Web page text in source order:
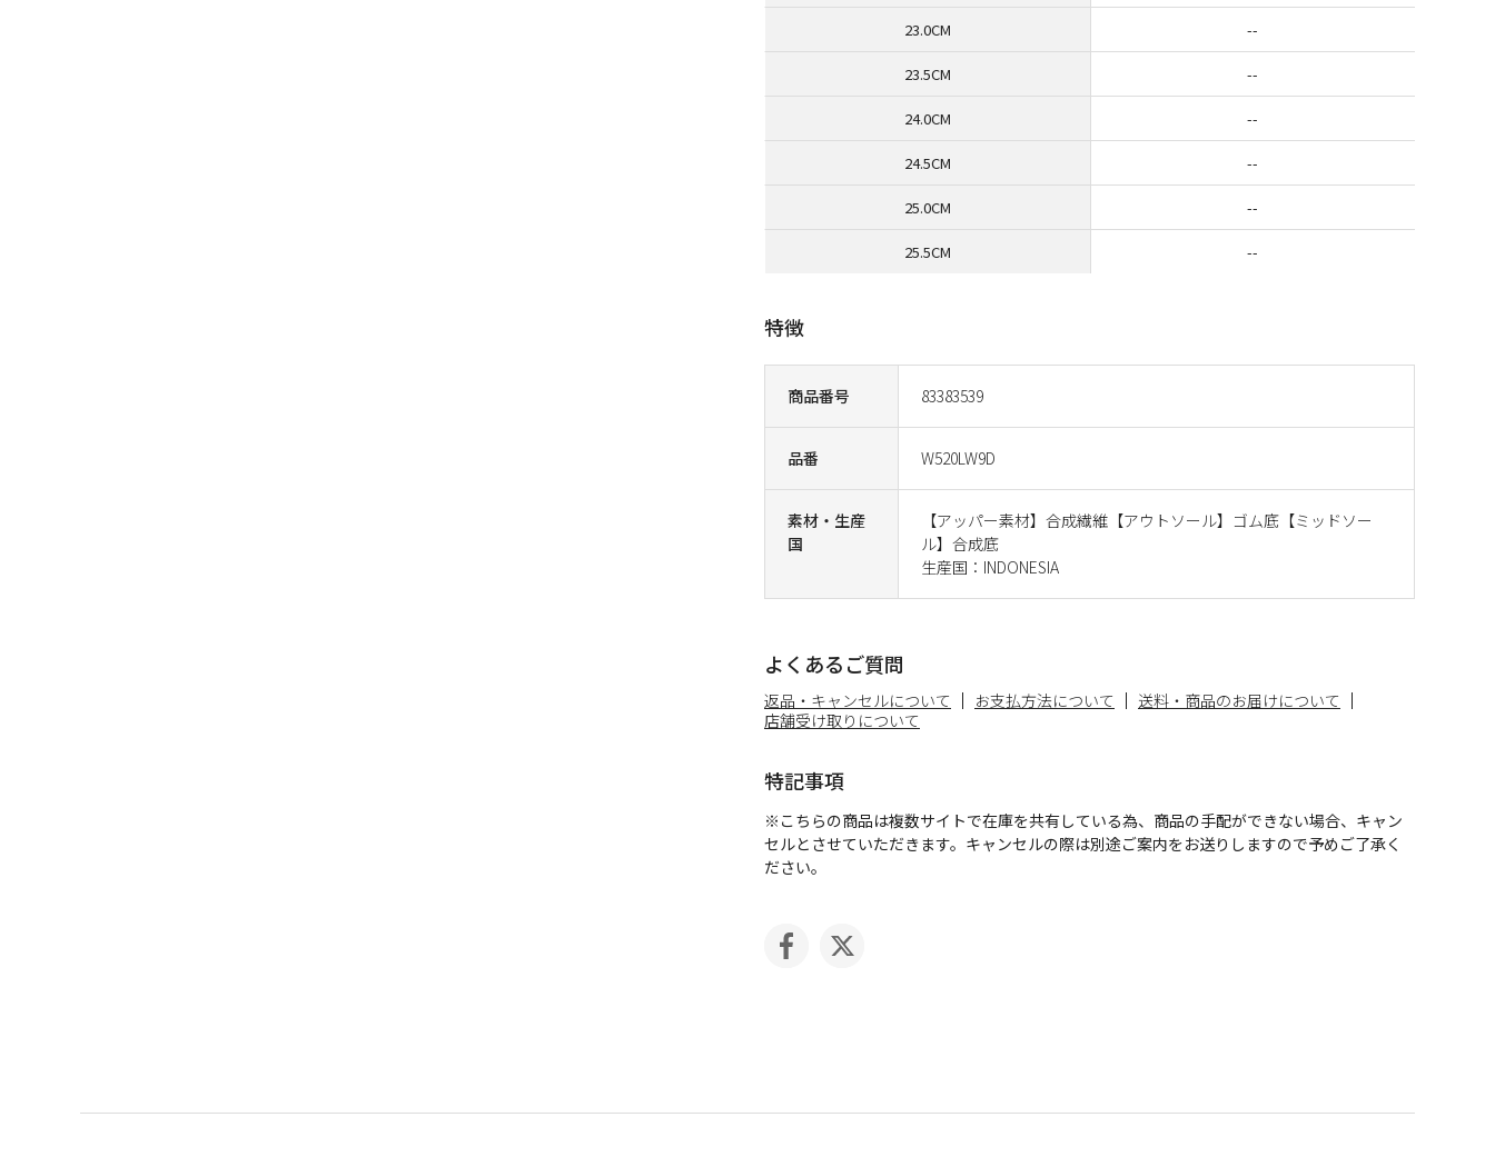
商品番号 83383539
品番 W520LW9D
素材・生産
国
【アッパー素材】合成繊維【アウトソール】ゴム底【ミッドソー
ル】合成底
生産国：INDONESIA
特徴
よくあるご質問
返品・キャンセルについて お支払方法について
送料・商品のお届けについて
店舗受け取りについて
特記事項
※こちらの商品は複数サイトで在庫を共有している為、商品の手配ができない場合、キャン
セルとさせていただきます。キャンセルの際は別途ご案内をお送りしますので予めご了承く
ださい。
23.0CM --
23.5CM --
24.0CM --
24.5CM --
25.0CM --
25.5CM --